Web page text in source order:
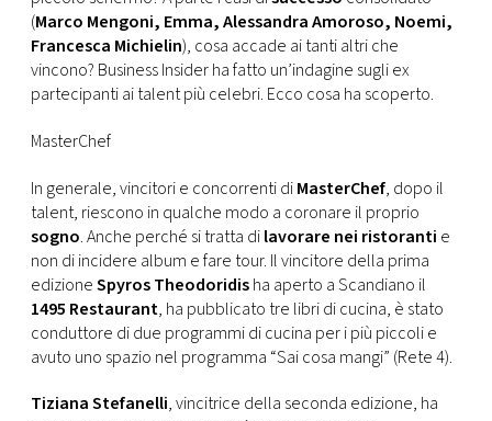
(Marco Mengoni, Emma, Alessandra Amoroso, Noemi,
Francesca Michielin), cosa accade ai tanti altri che
vincono? Business Insider ha fatto un’indagine sugli ex
partecipanti ai talent più celebri. Ecco cosa ha scoperto.
MasterChef
In generale, vincitori e concorrenti diMasterChef, dopo il
talent, riescono in qualche modo a coronare il proprio
sogno. Anche perché si tratta dilavorare nei ristoranti e
non di incidere album e fare tour. Il vincitore della prima
edizioneSpyros Theodoridisha aperto a Scandiano il
1495 Restaurant, ha pubblicato tre libri di cucina, è stato
conduttore di due programmi di cucina per i più piccoli e
avuto uno spazio nel programma “Sai cosa mangi” (Rete 4).
Tiziana Stefanelli, vincitrice della seconda edizione, ha